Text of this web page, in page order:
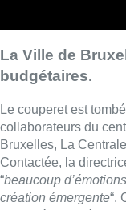
“On vit une crise
l’ADN de la Ville de
le bourgmestre de la
BX1.“Ce n’est pas le
un choix pour
Cette annonce
réouverture de la
réaménagement.
Les expositions en